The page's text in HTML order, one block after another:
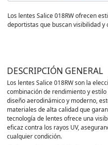
Los lentes Salice 018RW ofrecen
deportistas que buscan visibilidad
DESCRIPCIÓN GENERAL
Los lentes Salice 018RW son la
combinación de rendimiento y
diseño aerodinámico y moderno,
materiales de alta calidad que
tecnología de lentes ofrece una
eficaz contra los rayos UV,
cualquier condición.